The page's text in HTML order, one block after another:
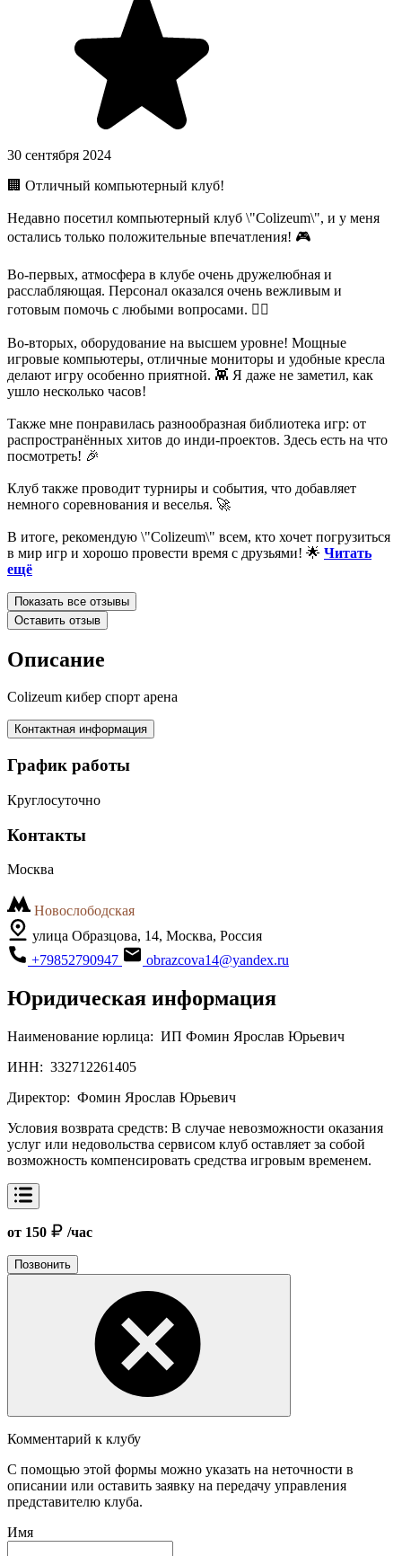
30 сентября 2024
🏢 Отличный компьютерный клуб!
Недавно посетил компьютерный клуб \"Colizeum\", и у меня
остались только положительные впечатления! 🎮
Во-первых, атмосфера в клубе очень дружелюбная и
расслабляющая. Персонал оказался очень вежливым и
готовым помочь с любыми вопросами. 💁‍♂️
Во-вторых, оборудование на высшем уровне! Мощные
игровые компьютеры, отличные мониторы и удобные кресла
делают игру особенно приятной. 👾 Я даже не заметил, как
ушло несколько часов!
Также мне понравилась разнообразная библиотека игр: от
распространённых хитов до инди-проектов. Здесь есть на что
посмотреть! 🎉
Клуб также проводит турниры и события, что добавляет
немного соревнования и веселья. 🚀
В итоге, рекомендую \"Colizeum\" всем, кто хочет погрузиться
в мир игр и хорошо провести время с друзьями! 🌟 Читать
ещё
Показать все отзывы
Оставить отзыв
Описание
Colizeum кибер спорт арена
Контактная информация
График работы
Круглосуточно
Контакты
Москва
Новослободская
улица Образцова, 14, Москва, Россия
+79852790947
obrazcova14@yandex.ru
Юридическая информация
Наименование юрлица: ИП Фомин Ярослав Юрьевич
ИНН: 332712261405
Директор: Фомин Ярослав Юрьевич
Условия возврата средств: В случае невозможности оказания
услуг или недовольства сервисом клуб оставляет за собой
возможность компенсировать средства игровым временем.
от 150 /час
Позвонить
Комментарий к клубу
С помощью этой формы можно указать на неточности в
описании или оставить заявку на передачу управления
представителю клуба.
Имя